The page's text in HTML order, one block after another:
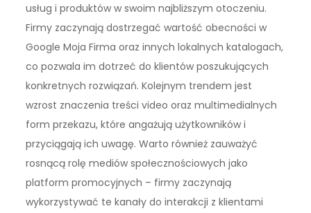
usług i produktów w swoim najbliższym otoczeniu.
Firmy zaczynają dostrzegać wartość obecności w
Google Moja Firma oraz innych lokalnych katalogach,
co pozwala im dotrzeć do klientów poszukujących
konkretnych rozwiązań. Kolejnym trendem jest
wzrost znaczenia treści video oraz multimedialnych
form przekazu, które angażują użytkowników i
przyciągają ich uwagę. Warto również zauważyć
rosnącą rolę mediów społecznościowych jako
platform promocyjnych – firmy zaczynają
wykorzystywać te kanały do interakcji z klientami